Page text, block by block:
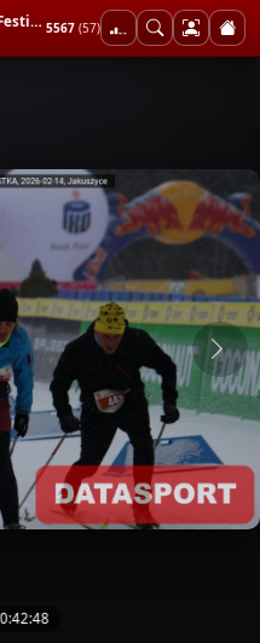
50. Bieg Piastów - Festiwal Narciarstwa Biegowego RODZINNA DWUNASTKA 5567 (57)